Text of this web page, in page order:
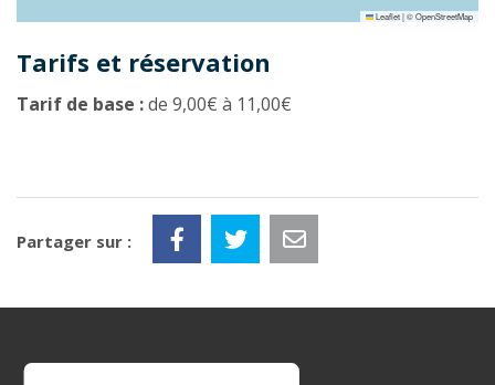
Leaflet|©OpenStreetMap
Tarifs et réservation
Tarif de base :de 9,00€ à 11,00€
Partager sur :